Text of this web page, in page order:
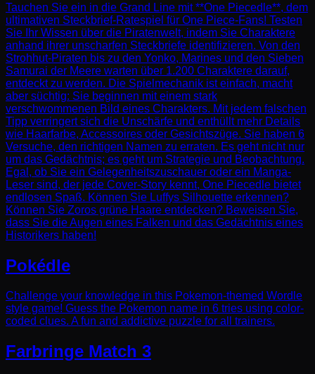
Tauchen Sie ein in die Grand Line mit **One Piecedle**, dem
ultimativen Steckbrief-Ratespiel für One Piece-Fans! Testen
Sie Ihr Wissen über die Piratenwelt, indem Sie Charaktere
anhand ihrer unscharfen Steckbriefe identifizieren. Von den
Strohhut-Piraten bis zu den Yonko, Marines und den Sieben
Samurai der Meere warten über 1.200 Charaktere darauf,
entdeckt zu werden. Die Spielmechanik ist einfach, macht
aber süchtig: Sie beginnen mit einem stark
verschwommenen Bild eines Charakters. Mit jedem falschen
Tipp verringert sich die Unschärfe und enthüllt mehr Details
wie Haarfarbe, Accessoires oder Gesichtszüge. Sie haben 6
Versuche, den richtigen Namen zu erraten. Es geht nicht nur
um das Gedächtnis; es geht um Strategie und Beobachtung.
Egal, ob Sie ein Gelegenheitszuschauer oder ein Manga-
Leser sind, der jede Cover-Story kennt, One Piecedle bietet
endlosen Spaß. Können Sie Luffys Silhouette erkennen?
Können Sie Zoros grüne Haare entdecken? Beweisen Sie,
dass Sie die Augen eines Falken und das Gedächtnis eines
Historikers haben!
Pokédle
Challenge your knowledge in this Pokemon-themed Wordle
style game! Guess the Pokemon name in 6 tries using color-
coded clues. A fun and addictive puzzle for all trainers.
Farbringe Match 3